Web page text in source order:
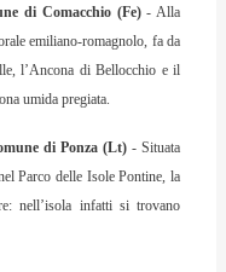
di Comacchio (Fe)- Alla
emiliano-romagnolo, fa da
l’Ancona di Bellocchio e il
umida pregiata.
di Ponza (Lt) - Situata
Parco delle Isole Pontine, la
nell’isola infatti si trovano